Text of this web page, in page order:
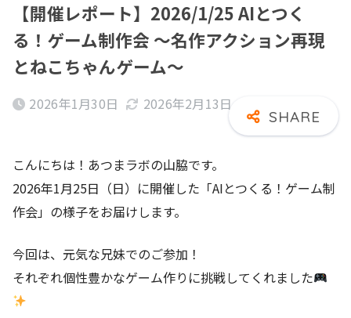
【開催レポート】2026/1/25 AIとつく
る！ゲーム制作会 ～名作アクション再現
とねこちゃんゲーム～
2026年1月30日 2026年2月13日
こんにちは！あつまラボの山脇です。
2026年1月25日（日）に開催した「AIとつくる！ゲーム制
作会」の様子をお届けします。
今回は、元気な兄妹でのご参加！
それぞれ個性豊かなゲーム作りに挑戦してくれました